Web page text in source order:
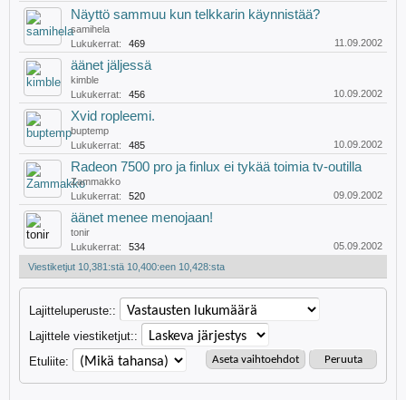
Näyttö sammuu kun telkkarin käynnistää?
samihela
Lukukerrat:
469 11.09.2002
äänet jäljessä
kimble
Lukukerrat:
456 10.09.2002
Xvid ropleemi.
buptemp
Lukukerrat:
485 10.09.2002
Radeon 7500 pro ja finlux ei tykää toimia tv-outilla
Zammakko
Lukukerrat:
520 09.09.2002
äänet menee menojaan!
tonir
Lukukerrat:
534
05.09.2002
Viestiketjut 10,381:stä 10,400:een 10,428:sta
Lajitteluperuste::
Lajittele viestiketjut::
Etuliite: